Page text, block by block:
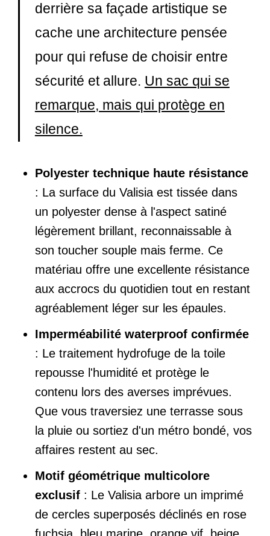
derrière sa façade artistique se
cache une architecture pensée
pour qui refuse de choisir entre
sécurité et allure. Un sac qui se
remarque, mais qui protège en
silence.
Polyester technique haute résistance
: La surface du Valisia est tissée dans
un polyester dense à l'aspect satiné
légèrement brillant, reconnaissable à
son toucher souple mais ferme. Ce
matériau offre une excellente résistance
aux accrocs du quotidien tout en restant
agréablement léger sur les épaules.
Imperméabilité waterproof confirmée
: Le traitement hydrofuge de la toile
repousse l'humidité et protège le
contenu lors des averses imprévues.
Que vous traversiez une terrasse sous
la pluie ou sortiez d'un métro bondé, vos
affaires restent au sec.
Motif géométrique multicolore
exclusif : Le Valisia arbore un imprimé
de cercles superposés déclinés en rose